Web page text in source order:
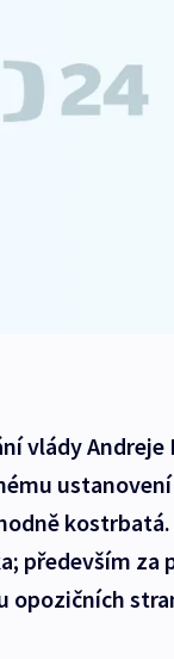
vlády
především za
opozičních